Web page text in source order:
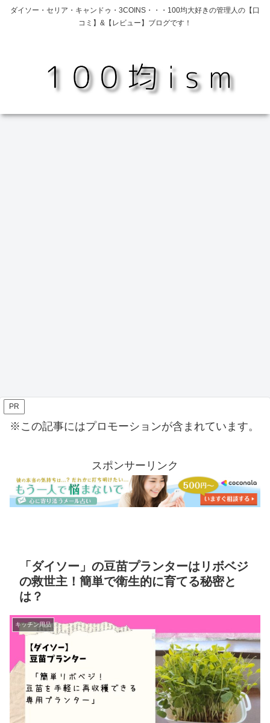
ダイソー・セリア・キャンドゥ・3COINS・・・100均大好きの管理人の【口
コミ】&【レビュー】ブログです！
PR
※この記事にはプロモーションが含まれています。
スポンサーリンク
「ダイソー」の豆苗プランターはリボベジ
の救世主！簡単で衛生的に育てる秘密と
は？
キッチン用品